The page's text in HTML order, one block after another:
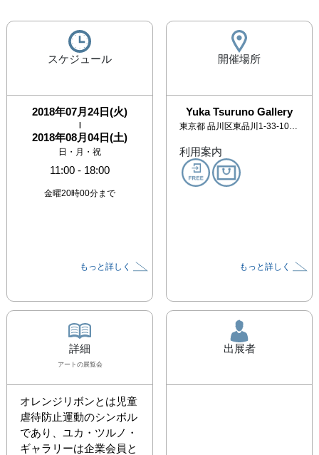
スケジュール
2018年07月24日(火)
|
2018年08月04日(土)
日・月・祝
11:00 - 18:00
金曜20時00分まで
もっと詳しく
開催場所
Yuka Tsuruno Gallery
東京都 品川区東品川1-33-10-3F
利用案内
もっと詳しく
詳細
アート の展覧会
オレンジリボンとは児童
虐待防止運動のシンボル
であり、ユカ・ツルノ・
ギャラリーは企業会員と
出展者